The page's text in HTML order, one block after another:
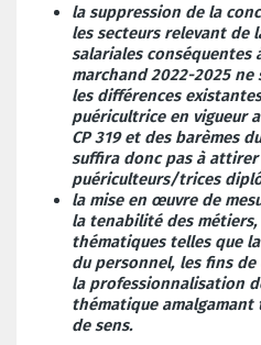
la suppression de la
les secteurs relevant de
salariales conséquentes
marchand 2022-2025
les différences
puéricultrice en vigueur
CP 319 et des barèmes
suffira donc pas à attirer
puériculteurs/trices
la mise en œuvre de
la tenabilité des
thématiques telles que
du personnel, les fins
la professionnalisation
thématique
de sens.